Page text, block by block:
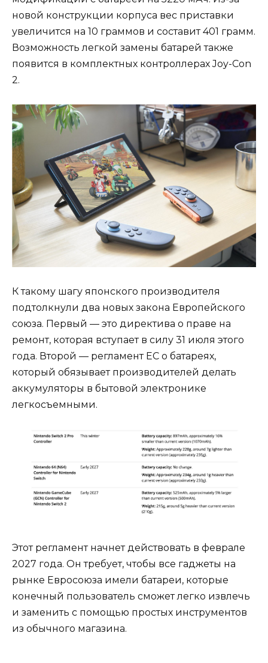
новой конструкции корпуса вес приставки
увеличится на 10 граммов и составит 401 грамм.
Возможность легкой замены батарей также
появится в комплектных контроллерах Joy-Con
2.
К такому шагу японского производителя
подтолкнули два новых закона Европейского
союза. Первый — это директива о праве на
ремонт, которая вступает в силу 31 июля этого
года. Второй — регламент ЕС о батареях,
который обязывает производителей делать
аккумуляторы в бытовой электронике
легкосъемными.
Этот регламент начнет действовать в феврале
2027 года. Он требует, чтобы все гаджеты на
рынке Евросоюза имели батареи, которые
конечный пользователь сможет легко извлечь
и заменить с помощью простых инструментов
из обычного магазина.